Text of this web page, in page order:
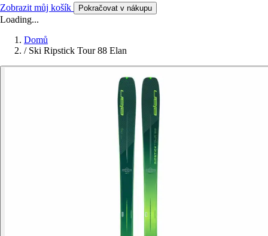
Zobrazit můj košík Pokračovat v nákupu
Loading...
Domů
/ Ski Ripstick Tour 88 Elan